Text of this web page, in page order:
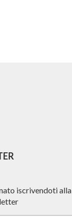
iscrivendoti alla